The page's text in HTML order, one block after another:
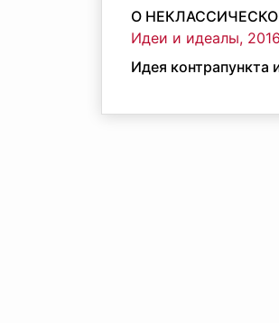
О
Идеи и идеалы,
Идея контрапункта